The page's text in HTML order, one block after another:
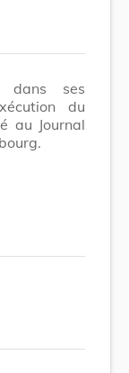
dans ses
du
au Journal